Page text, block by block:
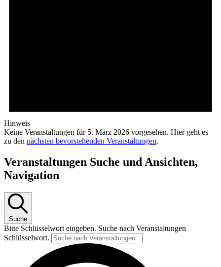
Hinweis
Keine Veranstaltungen für 5. März 2026 vorgesehen. Hier geht es
zu den nächsten bevorstehenden Veranstaltungen.
Veranstaltungen Suche und Ansichten,
Navigation
Suche
Bitte Schlüsselwort eingeben. Suche nach Veranstaltungen
Schlüsselwort.